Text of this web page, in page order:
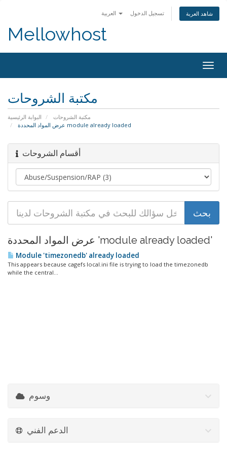
تسجيل الدخول شاهد العربة
Mellowhost
مكتبة الشروحات
البوابة الرئيسية
مكتبة الشروحات
عرض المواد المحددة module already loaded
أقسام الشروحات
عرض المواد المحددة 'module already loaded'
Module 'timezonedb' already loaded
This appears because cagefs local.ini file is trying to load the timezonedb
while the central...
وسوم
الدعم الفني